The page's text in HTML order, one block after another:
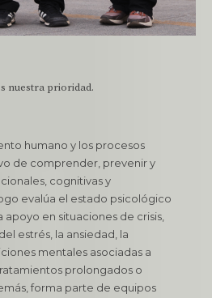
nuestra prioridad.
humano y los procesos
de comprender, prevenir y
cognitivas y
evalúa el estado psicológico
en situaciones de crisis,
estrés, la ansiedad, la
mentales asociadas a
prolongados o
forma parte de equipos